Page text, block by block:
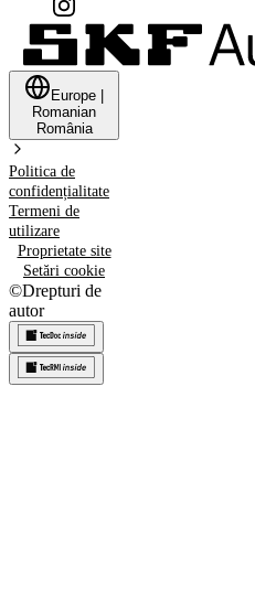
Europe
Romanian
România
Politica de
confidențialitate
Termeni de
utilizare
Proprietate site
Setări cookie
©Drepturi de
autor